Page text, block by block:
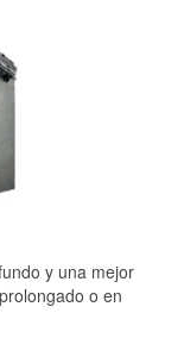
y una mejor
o en